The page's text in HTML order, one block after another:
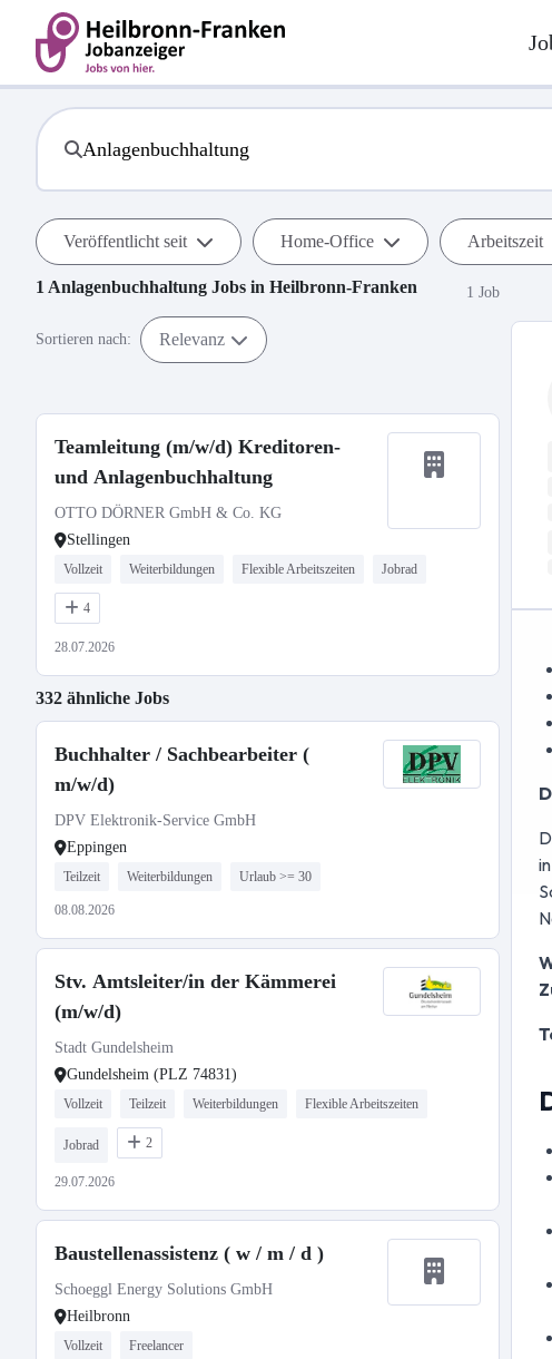
Veröffentlicht seit Home-Office Arbeitszeit
1 Anlagenbuchhaltung Jobs in Heilbronn-Franken 1 Job
Sortieren nach: Relevanz
Teamleitung (m/w/d) Kreditoren-
und Anlagenbuchhaltung
OTTO DÖRNER GmbH & Co. KG
Stellingen
Vollzeit Weiterbildungen Flexible Arbeitszeiten Jobrad
4
28.07.2026
332 ähnliche Jobs
Buchhalter / Sachbearbeiter (
m/w/d)
DPV Elektronik-Service GmbH
Eppingen
Teilzeit Weiterbildungen Urlaub >= 30
08.08.2026
Stv. Amtsleiter/in der Kämmerei
(m/w/d)
Stadt Gundelsheim
Gundelsheim (PLZ 74831)
Vollzeit Teilzeit Weiterbildungen Flexible Arbeitszeiten
Jobrad 2
29.07.2026
Baustellenassistenz ( w / m / d )
Schoeggl Energy Solutions GmbH
Heilbronn
Vollzeit Freelancer